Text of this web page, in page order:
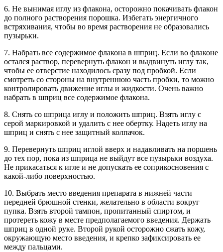
6. Не вынимая иглу из флакона, осторожно покачивать флакон
до полного растворения порошка. Избегать энергичного
встряхивания, чтобы во время растворения не образовались
пузырьки.
7. Набрать все содержимое флакона в шприц. Если во флаконе
остался раствор, перевернуть флакон и выдвинуть иглу так,
чтобы ее отверстие находилось сразу под пробкой. Если
смотреть со стороны на внутреннюю часть пробки, то можно
контролировать движение иглы и жидкости. Очень важно
набрать в шприц все содержимое флакона.
8. Снять со шприца иглу и положить шприц. Взять иглу с
серой маркировкой и удалить с нее обертку. Надеть иглу на
шприц и снять с нее защитный колпачок.
9. Перевернуть шприц иглой вверх и надавливать на поршень
до тех пор, пока из шприца не выйдут все пузырьки воздуха.
Не прикасаться к игле и не допускать ее соприкосновения с
какой-либо поверхностью.
10. Выбрать место введения препарата в нижней части
передней брюшной стенки, желательно в области вокруг
пупка. Взять второй тампон, пропитанный спиртом, и
протереть кожу в месте предполагаемого введения. Держать
шприц в одной руке. Второй рукой осторожно сжать кожу,
окружающую место введения, и крепко зафиксировать ее
между пальцами.